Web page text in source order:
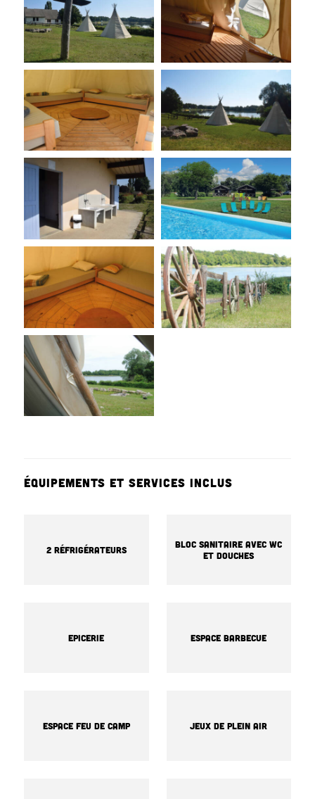
ÉQUIPEMENTS ET SERVICES INCLUS
2 réfrigérateurs
Bloc sanitaire avec WC
et douches
Epicerie Espace barbecue
Espace feu de camp Jeux de plein air